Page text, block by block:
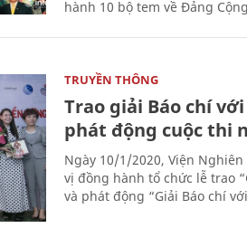
hành 10 bộ tem về Đảng
TRUYỀN THÔNG
Trao giải Báo chí
phát động cuộc thi
Ngày 10/1/2020, Viện
vị đồng hành tổ chức lễ trao
và phát động “Giải Báo chí